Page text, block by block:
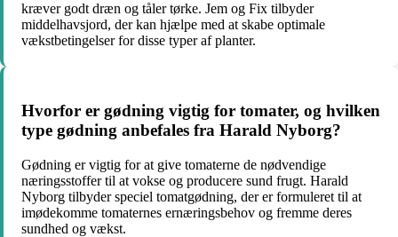
kræver godt dræn og tåler tørke. Jem og Fix tilbyder
middelhavsjord, der kan hjælpe med at skabe optimale
vækstbetingelser for disse typer af planter.
Hvorfor er gødning vigtig for tomater, og hvilken
type gødning anbefales fra Harald Nyborg?
Gødning er vigtig for at give tomaterne de nødvendige
næringsstoffer til at vokse og producere sund frugt. Harald
Nyborg tilbyder speciel tomatgødning, der er formuleret til at
imødekomme tomaternes ernæringsbehov og fremme deres
sundhed og vækst.